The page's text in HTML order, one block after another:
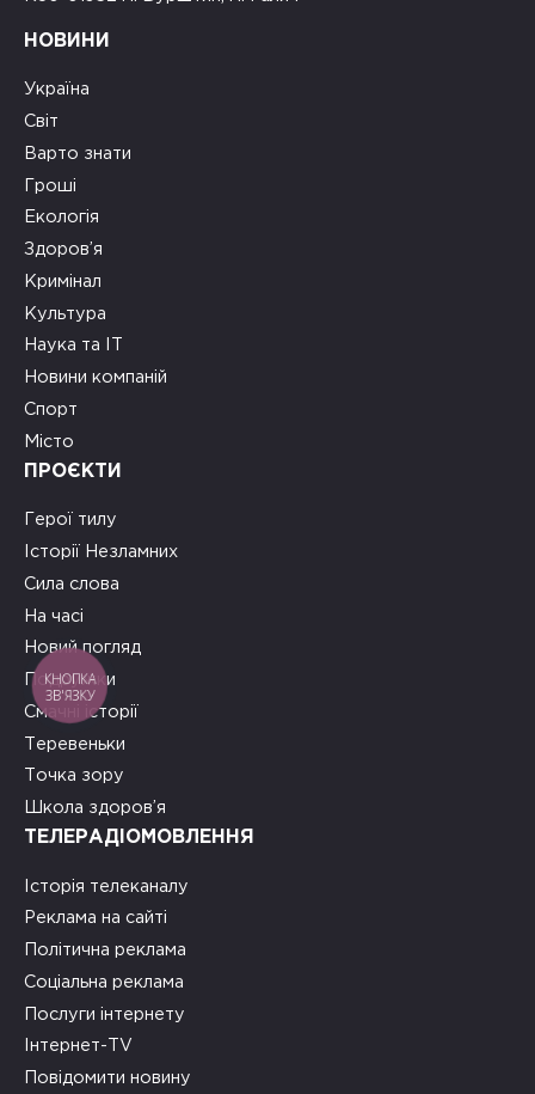
НОВИНИ
Україна
Світ
Варто знати
Гроші
Екологія
Здоров’я
Кримінал
Культура
Наука та ІТ
Новини компаній
Спорт
Місто
ПРОЄКТИ
Герої тилу
Історії Незламних
Сила слова
На часі
Новий погляд
Подружки
Смачні історії
Теревеньки
Точка зору
Школа здоров’я
ТЕЛЕРАДІОМОВЛЕННЯ
Історія телеканалу
Реклама на сайті
Політична реклама
Соціальна реклама
Послуги інтернету
Інтернет-TV
Повідомити новину
КНОПКА
ЗВ'ЯЗКУ